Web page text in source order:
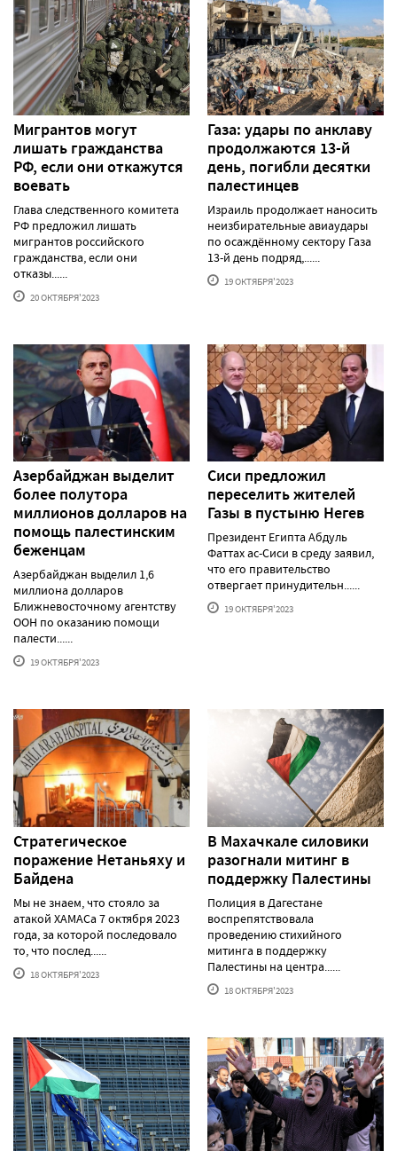
Мигрантов могут
лишать гражданства
РФ, если они откажутся
воевать
Глава следственного комитета
РФ предложил лишать
мигрантов российского
гражданства, если они
отказы......
20 ОКТЯБРЯ'2023
Газа: удары по анклаву
продолжаются 13-й
день, погибли десятки
палестинцев
Израиль продолжает наносить
неизбирательные авиаудары
по осаждённому сектору Газа
13-й день подряд,......
19 ОКТЯБРЯ'2023
Азербайджан выделит
более полутора
миллионов долларов на
помощь палестинским
беженцам
Азербайджан выделил 1,6
миллиона долларов
Ближневосточному агентству
ООН по оказанию помощи
палести......
19 ОКТЯБРЯ'2023
Сиси предложил
переселить жителей
Газы в пустыню Негев
Президент Египта Абдуль
Фаттах ас-Сиси в среду заявил,
что его правительство
отвергает принудительн......
19 ОКТЯБРЯ'2023
Стратегическое
поражение Нетаньяху и
Байдена
Мы не знаем, что стояло за
атакой ХАМАСа 7 октября 2023
года, за которой последовало
то, что послед......
18 ОКТЯБРЯ'2023
В Махачкале силовики
разогнали митинг в
поддержку Палестины
Полиция в Дагестане
воспрепятствовала
проведению стихийного
митинга в поддержку
Палестины на центра......
18 ОКТЯБРЯ'2023